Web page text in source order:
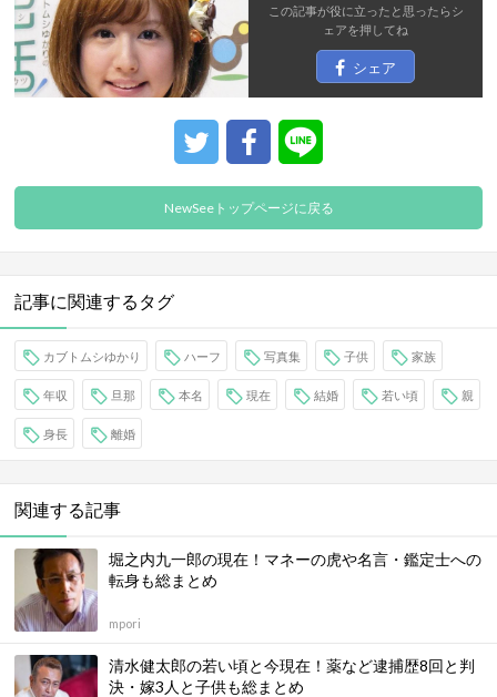
この記事が役に立ったと思ったらシ
ェアを押してね
シェア
NewSeeトップページに戻る
記事に関連するタグ
カブトムシゆかり ハーフ 写真集 子供 家族
年収 旦那 本名 現在 結婚 若い頃 親
身長 離婚
関連する記事
堀之内九一郎の現在！マネーの虎や名言・鑑定士への
転身も総まとめ
mpori
清水健太郎の若い頃と今現在！薬など逮捕歴8回と判
決・嫁3人と子供も総まとめ